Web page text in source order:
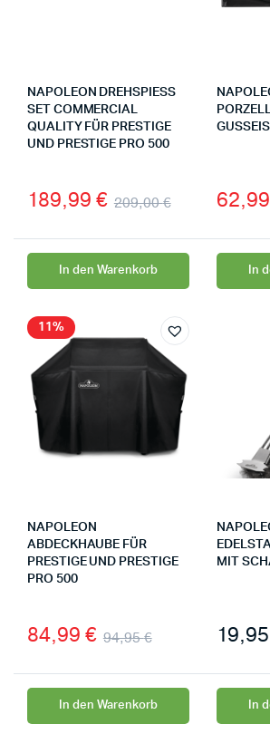
NAPOLEON DREHSPIESS S
ET COMMERCIAL Q
UALITY FÜR PRESTIGE U
ND PRESTIGE PRO 500
209,00€
189,99 €
In den Warenkorb
62,99
In
11%
NAPOLEON
ABDECKHAUBE FÜR
PRESTIGE UND PRESTIGE
PRO 500
94,95€
84,99 €
In den Warenkorb
MIT
19,95
In